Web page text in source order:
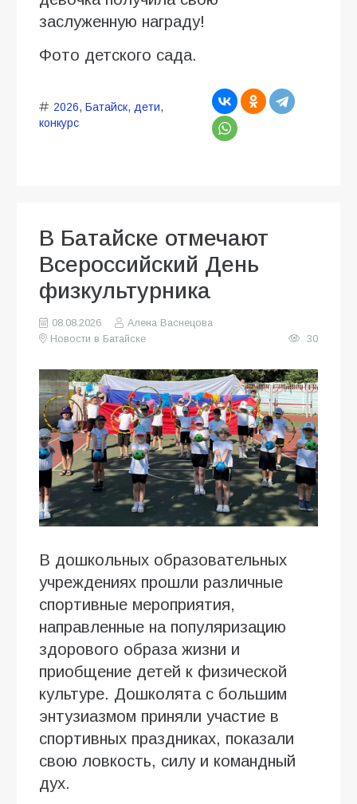
заслуженную награду!
Фото детского сада.
2026, Батайск, дети,
конкурс
В Батайске отмечают
Всероссийский День
физкультурника
08.08.2026
Алена Васнецова
Новости в Батайске
30
В дошкольных образовательных
учреждениях прошли различные
спортивные мероприятия,
направленные на популяризацию
здорового образа жизни и
приобщение детей к физической
культуре. Дошколята с большим
энтузиазмом приняли участие в
спортивных праздниках, показали
свою ловкость, силу и командный
дух.